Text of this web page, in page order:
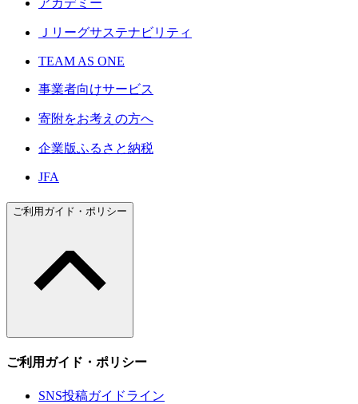
アカデミー
Ｊリーグサステナビリティ
TEAM AS ONE
事業者向けサービス
寄附をお考えの方へ
企業版ふるさと納税
JFA
ご利用ガイド・ポリシー
ご利用ガイド・ポリシー
SNS投稿ガイドライン